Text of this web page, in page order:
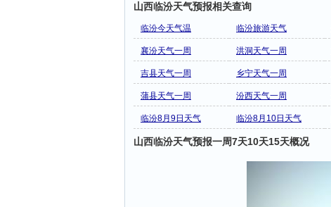
山西临汾天气预报相关查询
临汾今天气温 临汾旅游天气
襄汾天气一周 洪洞天气一周
吉县天气一周 乡宁天气一周
蒲县天气一周 汾西天气一周
临汾8月9日天气 临汾8月10日天气
山西临汾天气预报一周7天10天15天概况